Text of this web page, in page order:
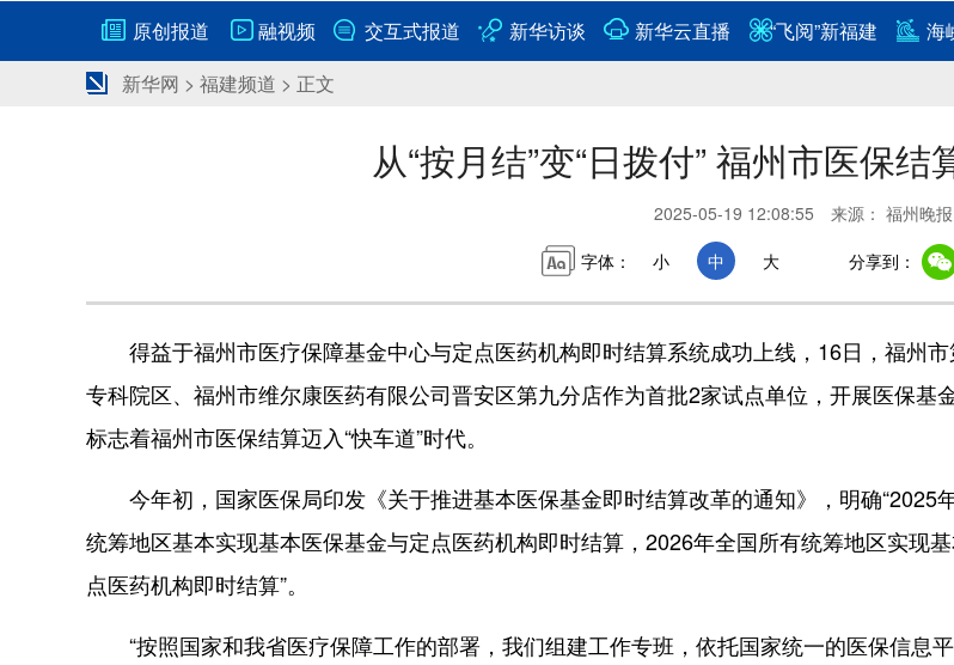
原创报道 融视频 交互式报道 新华访谈 新华云直播 “飞阅”新福建 海
新华网 > 福建频道 > 正文
从“按月结”变“日拨付” 福州市医保结
2025-05-19 12:08:55 来源： 福州晚报
字体：
小 中 大 分享到：
得益于福州市医疗保障基金中心与定点医药机构即时结算系统成功上线，16日，福州市
专科院区、福州市维尔康医药有限公司晋安区第九分店作为首批2家试点单位，开展医保基
标志着福州市医保结算迈入“快车道”时代。
今年初，国家医保局印发《关于推进基本医保基金即时结算改革的通知》，明确“2025
统筹地区基本实现基本医保基金与定点医药机构即时结算，2026年全国所有统筹地区实现
点医药机构即时结算”。
“按照国家和我省医疗保障工作的部署，我们组建工作专班，依托国家统一的医保信息